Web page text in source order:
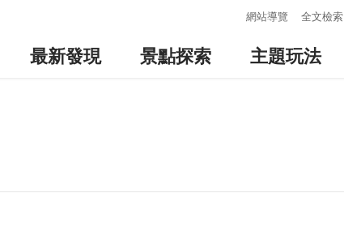
網站導覽 全文檢索
最新發現 景點探索 主題玩法